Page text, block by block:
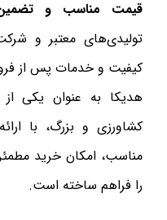
قیمت مناسب و
تولیدی‌های معتبر و
کیفیت و خدمات پس از
هدیکا به عنوان یکی
کشاورزی و بزرگ، با
مناسب، امکان خرید
را فراهم ساخته است.